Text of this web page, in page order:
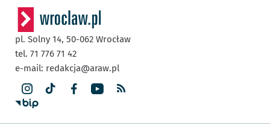
pl. Solny 14, 50-062 Wrocław
tel. 71 776 71 42
e-mail: redakcja@araw.pl